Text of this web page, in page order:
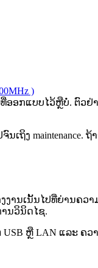
ກແບບໄວ້ຫຼືບໍ່. ຕົວຢ່າ
ເຖິງ
ານເນັ້ນໄປທີ່ຍ່ານຄວ
ນວິນິດໄຊ.
ຫຼື LAN ແລະ
)